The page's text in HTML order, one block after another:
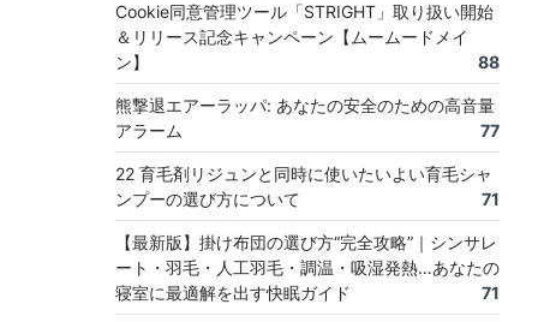
Cookie同意管理ツール「STRIGHT」取り扱い開始
＆リリース記念キャンペーン【ムームードメイ
ン】
88
熊撃退エアーラッパ: あなたの安全のための高音量
アラーム
77
22 育毛剤リジュンと同時に使いたいよい育毛シャ
ンプーの選び方について
71
【最新版】掛け布団の選び方“完全攻略”｜シンサレ
ート・羽毛・人工羽毛・調温・吸湿発熱…あなたの
寝室に最適解を出す快眠ガイド
71